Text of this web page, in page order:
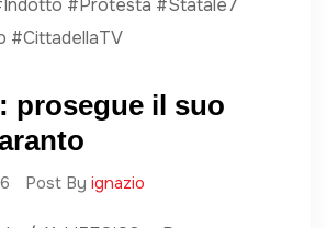
prosegue il suo
Post By ignazio